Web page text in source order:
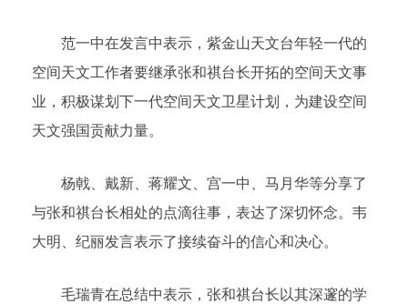
范一中在发言中表示，紫金山天文台年轻一代的
空间天文工作者要继承张和祺台长开拓的空间天文事
业，积极谋划下一代空间天文卫星计划，为建设空间
天文强国贡献力量。
杨戟、戴新、蒋耀文、宫一中、马月华等分享了
与张和祺台长相处的点滴往事，表达了深切怀念。韦
大明、纪丽发言表示了接续奋斗的信心和决心。
毛瑞青在总结中表示，张和祺台长以其深邃的学